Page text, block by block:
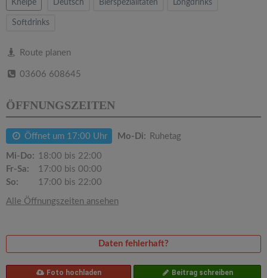
Kneipe Deutsch Bierspezialitäten Longdrinks
Softdrinks
Route planen
03606 608645
ÖFFNUNGSZEITEN
Öffnet um 17:00 Uhr Mo-Di: Ruhetag
Mi-Do: 18:00 bis 22:00
Fr-Sa:
17:00 bis 00:00
So:
17:00 bis 22:00
Alle Öffnungszeiten ansehen
Daten fehlerhaft?
Foto hochladen Beitrag schreiben
t
i